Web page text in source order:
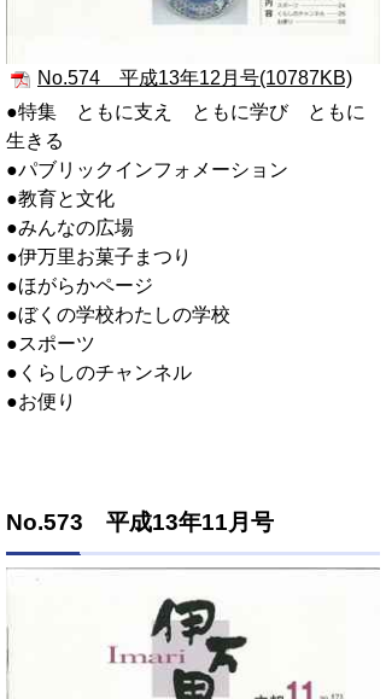
No.574 平成13年12月号(10787KB)
●特集 ともに支え ともに学び ともに
生きる
●パブリックインフォメーション
●教育と文化
●みんなの広場
●伊万里お菓子まつり
●ほがらかページ
●ぼくの学校わたしの学校
●スポーツ
●くらしのチャンネル
●お便り
No.573 平成13年11月号